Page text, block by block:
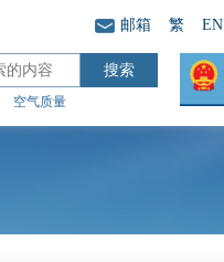
邮箱 繁 EN
空气质量